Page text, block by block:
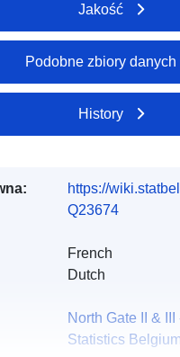
Jakość
Podobne zbiory danych
History
https://
Q23674
French
Dutch
North Gate II &
Statistics